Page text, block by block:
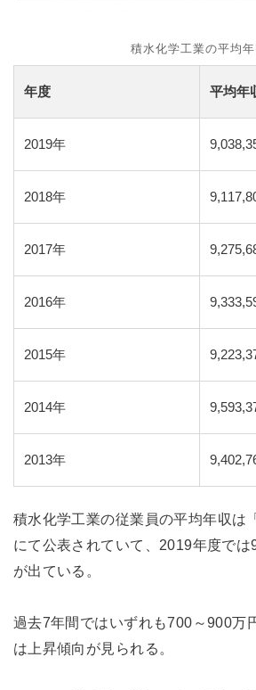
積水化学工業の平均年
年度 平均年
2019年
2018年
2017年
2016年
2015年
2014年
2013年
積水化学工業の従業員の平均年収は
にて公表されていて、2019年度で
が出ている。
過去7年間ではいずれも700～900万
は上昇傾向が見られる。